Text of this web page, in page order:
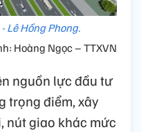
Lê Hồng Phong.
Hoàng Ngọc – TTXVN
nguồn lực đầu tư
trọng điểm, xây
nút giao khác mức